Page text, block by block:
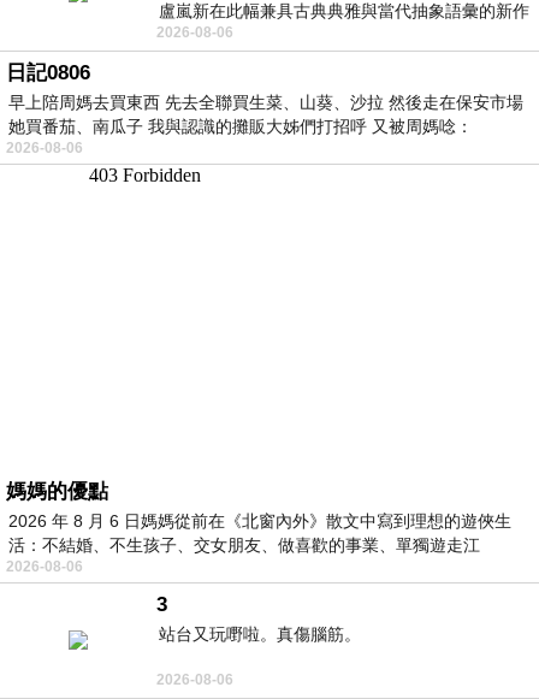
盧嵐新在此幅兼具古典典雅與當代抽象語彙的新作
中，以沈靜的藍色空間為背景，描繪了
2026-08-06
日記0806
早上陪周媽去買東西 先去全聯買生菜、山葵、沙拉 然後走在保安市場
她買番茄、南瓜子 我與認識的攤販大姊們打招呼 又被周媽唸：
2026-08-06
媽媽的優點
2026 年 8 月 6 日媽媽從前在《北窗內外》散文中寫到理想的遊俠生
活：不結婚、不生孩子、交女朋友、做喜歡的事業、單獨遊走江
湖⋯⋯，
2026-08-06
3
站台又玩嘢啦。真傷腦筋。
2026-08-06